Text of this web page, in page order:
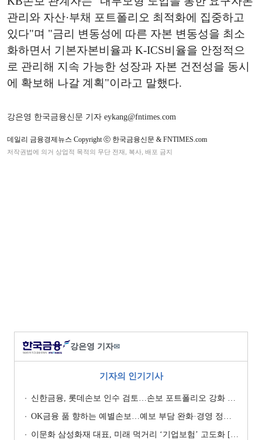
관리와 자산·부채 포트폴리오 최적화에 집중하고
있다"며 "금리 변동성에 따른 자본 변동성을 최소
화하면서 기본자본비율과 K-ICS비율을 안정적으
로 관리해 지속 가능한 성장과 자본 건전성을 동시
에 확보해 나갈 계획"이라고 말했다.
강은영 한국금융신문 기자 eykang@fntimes.com
데일리 금융경제뉴스 Copyright ⓒ 한국금융신문 & FNTIMES.com
저작권법에 의거 상업적 목적의 무단 전재, 복사, 배포 금지
강은영 기자✉
기자의 인기기사
신한금융, 롯데손보 인수 검토…손보 포트폴리오 강화 승부수 [보험사 M&A 지형도]
OK금융 품 향하는 예별손보…예보 부담 완화·경영 정상화 기대 [예별손보 새 주인 찾기 ④]
이문화 삼성화재 대표, 미래 먹거리 ‘기업보험’ 고도화 [손보사 일반보험 전략 (1)]